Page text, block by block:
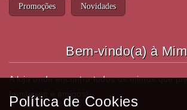
Promoções Novidades
Bem-vindo(a) à
A loja onde encontra todos os mimos que
familiares e amigos!
Política de Cookies